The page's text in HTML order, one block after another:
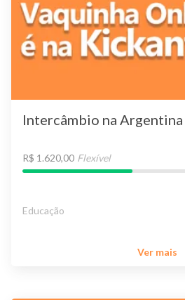
Intercâmbio na Argentina
R$ 1.620,00 Flexível
Educação
Ver mais